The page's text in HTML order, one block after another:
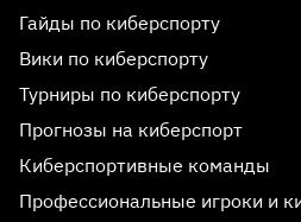
Гайды по киберспорту
Вики по киберспорту
Турниры по киберспорту
Прогнозы на киберспорт
Киберспортивные команды
Профессиональные игроки и